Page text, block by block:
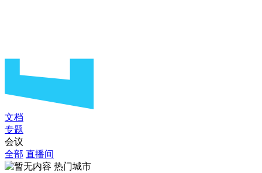
文档
专题
会议
全部 直播间
热门城市